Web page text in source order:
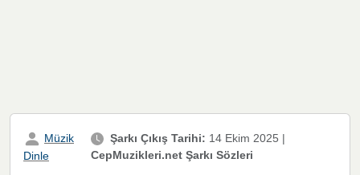
Müzik
Dinle
Şarkı Çıkış Tarihi: 14 Ekim 2025 |
CepMuzikleri.net Şarkı Sözleri